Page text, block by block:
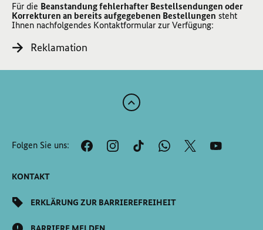
Für die Beanstandung fehlerhafter Bestellsendungen oder
Korrekturen an bereits aufgegebenen Bestellungen steht
Ihnen nachfolgendes Kontaktformular zur Verfügung:
Reklamation
Zum
der
Seite
Folgen Sie uns:
KONTAKT
ERKLÄRUNG ZUR BARRIEREFREIHEIT